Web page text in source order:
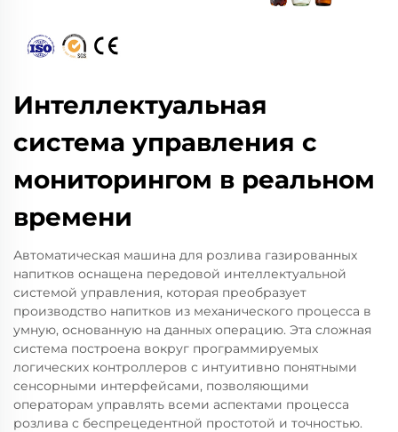
Интеллектуальная
система управления с
мониторингом в реальном
времени
Автоматическая машина для розлива газированных
напитков оснащена передовой интеллектуальной
системой управления, которая преобразует
производство напитков из механического процесса в
умную, основанную на данных операцию. Эта сложная
система построена вокруг программируемых
логических контроллеров с интуитивно понятными
сенсорными интерфейсами, позволяющими
операторам управлять всеми аспектами процесса
розлива с беспрецедентной простотой и точностью.